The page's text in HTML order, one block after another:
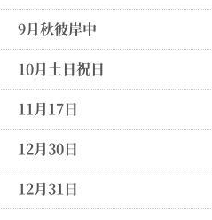
9月秋彼岸中
10月土日祝日
11月17日
12月30日
12月31日